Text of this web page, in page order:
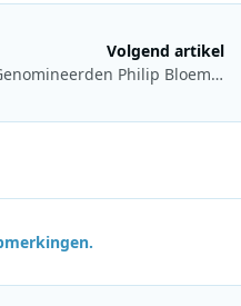
Volgend artikel
Genomineerden Philip Bloemendal Prijs 2024 bekendgemaakt